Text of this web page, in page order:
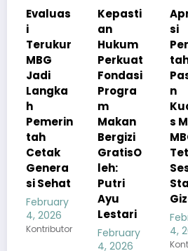
Kepasti
Hukum
Perkuat
Fondasi
Progra
Makan
Bergizi
GratisO
leh:
Putri
Ayu
Lestari
February
Apresia
si
Pemerin
tah
Pastika
n
Kualita
s Menu
MBG
Tetap
Sesuai
Standar
Gizi
February
4, 2026
Kontributor
l